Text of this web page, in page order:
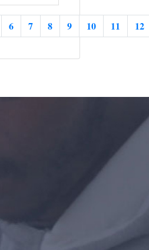
6 7 8 9 10 11 12